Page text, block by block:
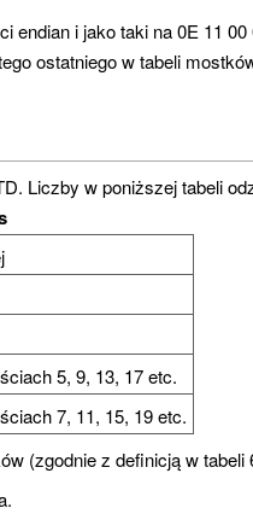
endian i jako taki na 0E 11
ostatniego w tabeli
Liczby w poniższej tabeli
5, 9, 13, 17 etc.
7, 11, 15, 19 etc.
(zgodnie z definicją w tabeli